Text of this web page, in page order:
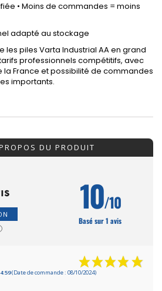
• Moins de commandes = moins
adapté au stockage
les piles Varta Industrial AA en grand
professionnels compétitifs, avec
la France et possibilité de commandes
importants.
DU PRODUIT
10/10
Basé sur 1 avis
(Date de commande : 08/10/2024)